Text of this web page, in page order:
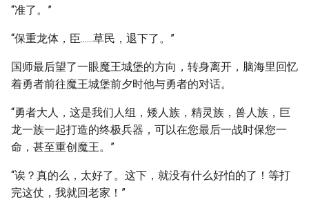
“准了。”
“保重龙体，臣......草民，退下了。”
国师最后望了一眼魔王城堡的方向，转身离开，脑海里回忆
着勇者前往魔王城堡前夕时他与勇者的对话。
“勇者大人，这是我们人组，矮人族，精灵族，兽人族，巨
龙一族一起打造的终极兵器，可以在您最后一战时保您一
命，甚至重创魔王。”
“诶？真的么，太好了。这下，就没有什么好怕的了！等打
完这仗，我就回老家！”